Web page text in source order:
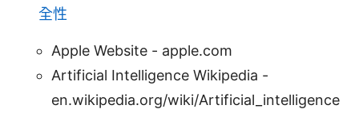
全性
Apple Website - apple.com
Artificial Intelligence Wikipedia -
en.wikipedia.org/wiki/Artificial_intelligence